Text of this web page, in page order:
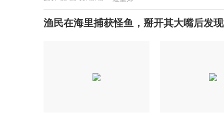
渔民在海里捕获怪鱼，掰开其大嘴后发